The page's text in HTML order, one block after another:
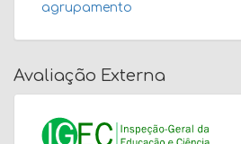
agrupamento
Avaliação Externa